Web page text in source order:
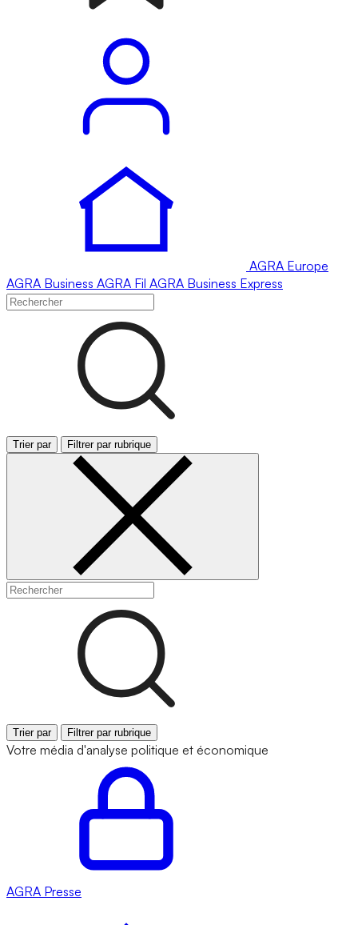
AGRA Europe
AGRA Business AGRA Fil AGRA Business Express
Trier par Filtrer par rubrique
Trier par Filtrer par rubrique
Votre média d'analyse politique et économique
AGRA Presse